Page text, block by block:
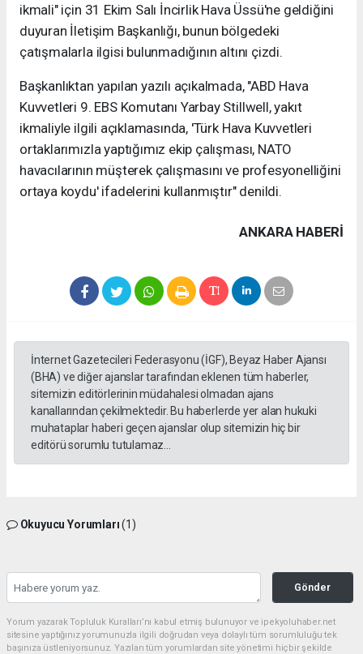
ikmali" için 31 Ekim Salı İncirlik Hava Üssü'ne geldiğini
duyuran İletişim Başkanlığı, bunun bölgedeki
çatışmalarla ilgisi bulunmadığının altını çizdi.
Başkanlıktan yapılan yazılı açıkalmada, "ABD Hava
Kuvvetleri 9. EBS Komutanı Yarbay Stillwell, yakıt
ikmaliyle ilgili açıklamasında, 'Türk Hava Kuvvetleri
ortaklarımızla yaptığımız ekip çalışması, NATO
havacılarının müşterek çalışmasını ve profesyonelliğini
ortaya koydu' ifadelerini kullanmıştır" denildi.
ANKARA HABERİ
İnternet Gazetecileri Federasyonu (İGF), Beyaz Haber Ajansı
(BHA) ve diğer ajanslar tarafından eklenen tüm haberler,
sitemizin editörlerinin müdahalesi olmadan ajans
kanallarından çekilmektedir. Bu haberlerde yer alan hukuki
muhataplar haberi geçen ajanslar olup sitemizin hiç bir
editörü sorumlu tutulamaz...
Okuyucu Yorumları(1)
Gönder
Yorum yazarak Topluluk Kuralları’nı kabul etmiş bulunuyor ve ipekyoluhaber.net
sitesine yaptığınız yorumunuzla ilgili doğrudan veya dolaylı tüm sorumluluğu tek
başınıza üstleniyorsunuz. Yazılan tüm yorumlardan site yönetimi hiçbir şekilde